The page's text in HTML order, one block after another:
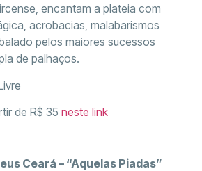
encantam a plateia com
acrobacias, malabarismos
pelos maiores sucessos
de palhaços.
de R$ 35 neste link
Ceará – “Aquelas Piadas”